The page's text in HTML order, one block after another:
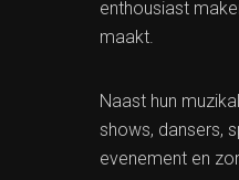
enthousiast
maakt.
Naast hun
shows, dansers,
evenement en